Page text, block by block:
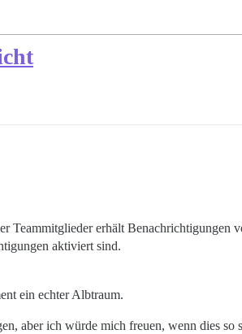
Teammitglieder erhält Benachrichtigungen
aktiviert sind.
ein echter Albtraum.
aber ich würde mich freuen, wenn dies